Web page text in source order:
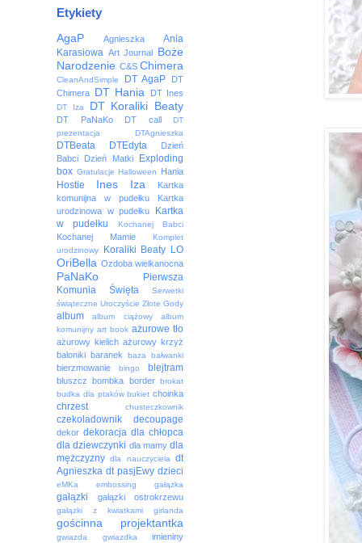
Etykiety
AgaP Agnieszka
Ania
Karasiowa Art Journal
Boże
Narodzenie C&S Chimera
CleanAndSimple DT AgaP
DT
Chimera DT Hania DT Ines
DT Iza DT Koraliki Beaty
DT PaNaKo DT call
DT
prezentacja
DTAgnieszka
DTBeata DTEdyta
Dzień
Babci
Dzień Matki
Exploding
box Gratulacje Halloween Hania
Hostie Ines Iza
Kartka
komunijna w pudełku
Kartka
urodzinowa w pudełku
Kartka
w pudełku
Kochanej Babci
Kochanej Mamie
Komplet
urodzinowy
Koraliki Beaty LO
OriBella Ozdoba wielkanocna
PaNaKo
Pierwsza
Komunia Święta
Serwetki
świąteczne Uroczyście Złote Gody
album album ciążowy
album
komunijny art book ażurowe tło
ażurowy kielich ażurowy krzyż
baloniki baranek baza bałwanki
bierzmowanie bingo blejtram
bluszcz bombka border brokat
budka dla ptaków bukiet choinka
chrzest chusteczkownik
czekoladownik decoupage
dekor dekoracja dla chłopca
dla dziewczynki dla mamy dla
mężczyzny dla nauczyciela dt
Agnieszka dt pasjEwy dzieci
eMKa embossing gałązka
gałązki gałązki ostrokrzewu
gałązki z kwiatkami girlanda
gościnna projektantka
gwiazda gwiazdka imieniny